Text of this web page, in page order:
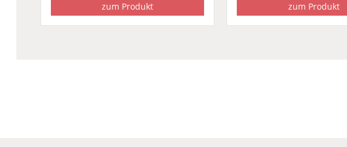
zum Produkt zum Produkt